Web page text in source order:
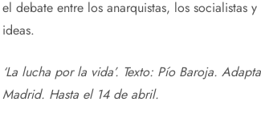
el debate entre los anarquistas, los socialistas
ideas.
‘La lucha por la vida’. Texto: Pío Baroja.
Madrid. Hasta el 14 de abril.